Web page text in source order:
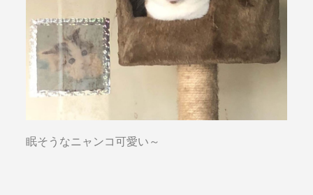
眠そうなニャンコ可愛い～